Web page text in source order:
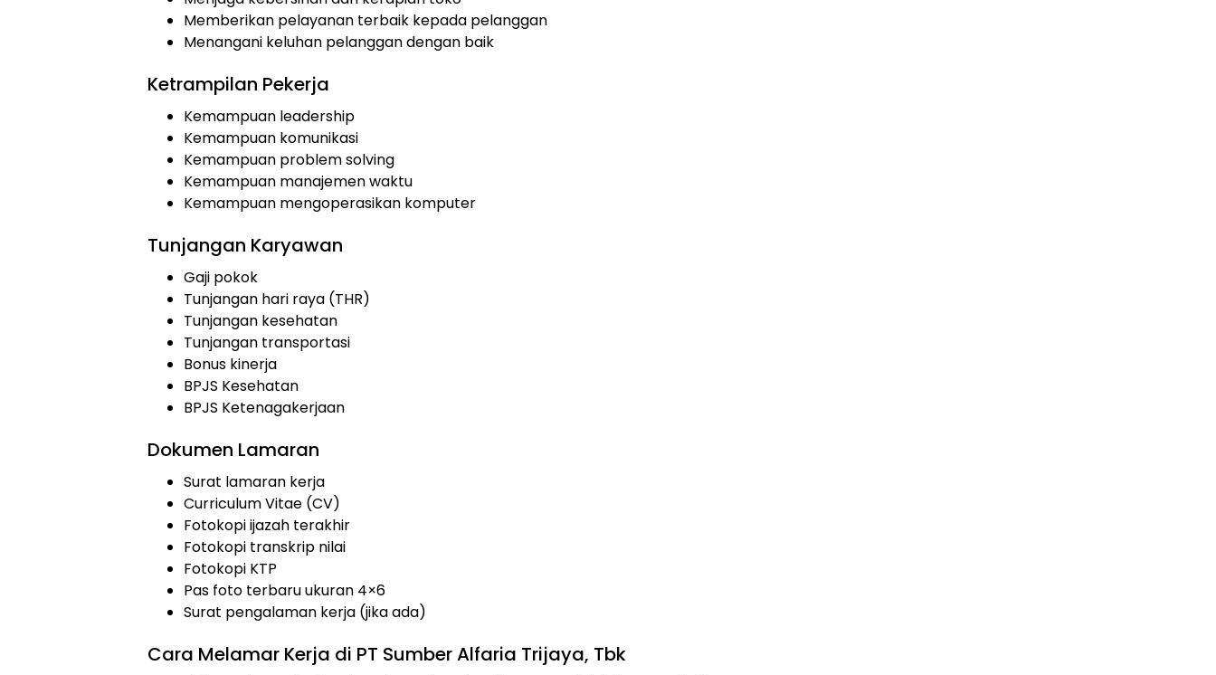
Memberikan pelayanan terbaik kepada pelanggan
Menangani keluhan pelanggan dengan baik
Ketrampilan Pekerja
Kemampuan leadership
Kemampuan komunikasi
Kemampuan problem solving
Kemampuan manajemen waktu
Kemampuan mengoperasikan komputer
Tunjangan Karyawan
Gaji pokok
Tunjangan hari raya (THR)
Tunjangan kesehatan
Tunjangan transportasi
Bonus kinerja
BPJS Kesehatan
BPJS Ketenagakerjaan
Dokumen Lamaran
Surat lamaran kerja
Curriculum Vitae (CV)
Fotokopi ijazah terakhir
Fotokopi transkrip nilai
Fotokopi KTP
Pas foto terbaru ukuran 4×6
Surat pengalaman kerja (jika ada)
Cara Melamar Kerja di PT Sumber Alfaria Trijaya, Tbk